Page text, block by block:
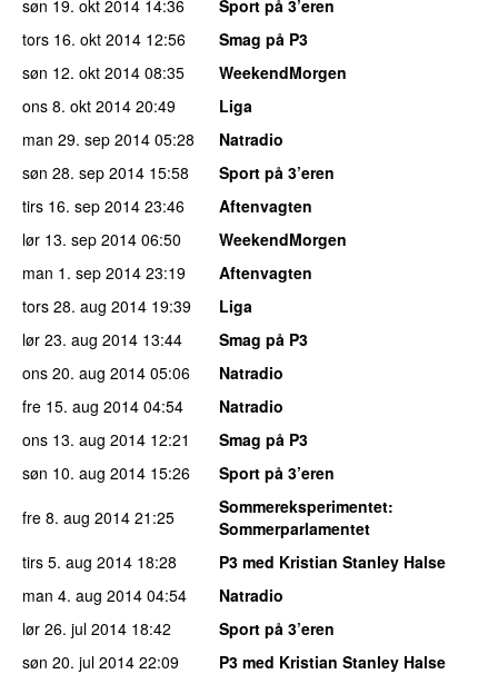
søn 19. okt 2014 14:36
Sport på 3’eren
tors 16. okt 2014 12:56
Smag på P3
søn 12. okt 2014 08:35
WeekendMorgen
ons 8. okt 2014 20:49
Liga
man 29. sep 2014 05:28
Natradio
søn 28. sep 2014 15:58
Sport på 3’eren
tirs 16. sep 2014 23:46
Aftenvagten
lør 13. sep 2014 06:50
WeekendMorgen
man 1. sep 2014 23:19
Aftenvagten
tors 28. aug 2014 19:39
Liga
lør 23. aug 2014 13:44
Smag på P3
ons 20. aug 2014 05:06
Natradio
fre 15. aug 2014 04:54
Natradio
ons 13. aug 2014 12:21
Smag på P3
søn 10. aug 2014 15:26
Sport på 3’eren
fre 8. aug 2014 21:25 Sommereksperimentet:
Sommerparlamentet
tirs 5. aug 2014 18:28
P3 med Kristian Stanley Halse
man 4. aug 2014 04:54
Natradio
lør 26. jul 2014 18:42
Sport på 3’eren
søn 20. jul 2014 22:09
P3 med Kristian Stanley Halse